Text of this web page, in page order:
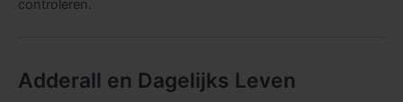
controleren.
Adderall en Dagelijks Leven